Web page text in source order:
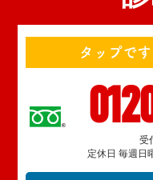
タップで
受
定休日 毎週日